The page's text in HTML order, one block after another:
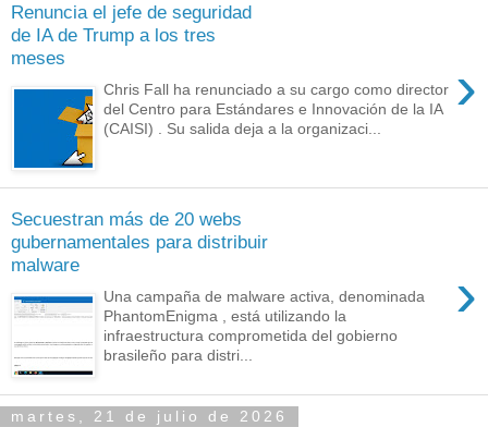
Renuncia el jefe de seguridad
de IA de Trump a los tres
meses
›
Chris Fall ha renunciado a su cargo como director
del Centro para Estándares e Innovación de la IA
(CAISI) . Su salida deja a la organizaci...
Secuestran más de 20 webs
gubernamentales para distribuir
malware
›
Una campaña de malware activa, denominada
PhantomEnigma , está utilizando la
infraestructura comprometida del gobierno
brasileño para distri...
martes, 21 de julio de 2026